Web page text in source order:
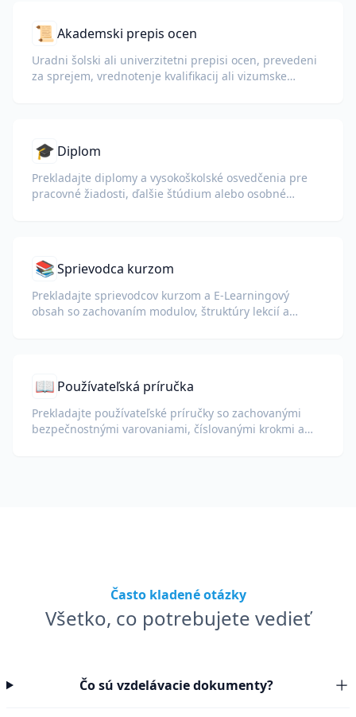
📜 Akademski prepis ocen
Uradni šolski ali univerzitetni prepisi ocen, prevedeni
za sprejem, vrednotenje kvalifikacij ali vizumske
🎓 Diplom
Prekladajte diplomy a vysokoškolské osvedčenia pre
pracovné žiadosti, ďalšie štúdium alebo osobné
📚Sprievodca kurzom
Prekladajte sprievodcov kurzom a E-Learningový
obsah so zachovaním modulov, štruktúry lekcií a
📖 Používateľská príručka
Prekladajte používateľské príručky so zachovanými
bezpečnostnými varovaniami, číslovanými krokmi a
Často kladené otázky
Všetko, co potrebujete vedieť
Čo sú vzdelávacie dokumenty?